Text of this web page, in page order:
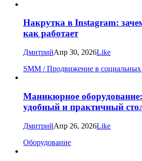
Накрутка в Instagram:
как работает
ДмитрийАпр 30, 2026Like
SMM / Продвижение в социальных
Маникюрное
удобный и практичный
ДмитрийАпр 26, 2026Like
Оборудование